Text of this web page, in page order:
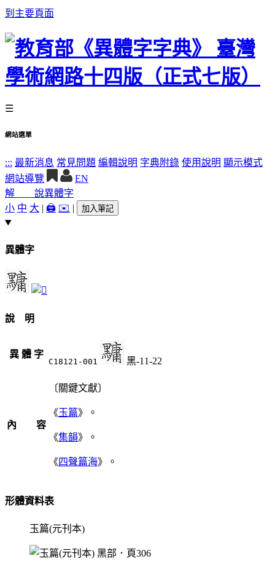
到主要頁面
☰
網站選單
::: 最新消息 常見問題 編輯說明 字典附錄 使用說明 顯示模式
網站導覽
EN
解 說異體字
小 中 大 | 🖨️ ✉️ | 加入筆記
異體字
說 明
異 體 字
C18121-001 黑-11-22
內 容
〔關鍵文獻〕
《玉篇》。
《集韻》。
《四聲篇海》。
形體資料表
玉篇(元刊本)